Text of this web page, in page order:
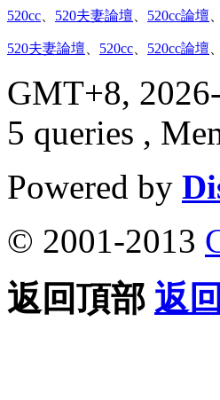
520cc 520夫妻論壇 520cc論壇
520夫妻論壇 520cc 520cc論壇
GMT+8,
5 queries ,
Powered by
© 2001-2013
返回頂部 返